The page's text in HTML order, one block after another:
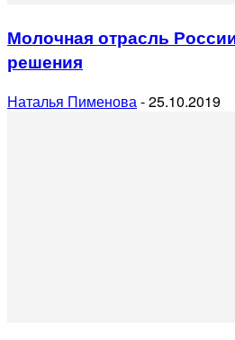
Молочная отрасль
решения
Наталья Пименова-25.10.2019